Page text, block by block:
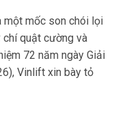
một mốc son chói lọi
quật cường và
72 năm ngày Giải
Vinlift xin bày tỏ